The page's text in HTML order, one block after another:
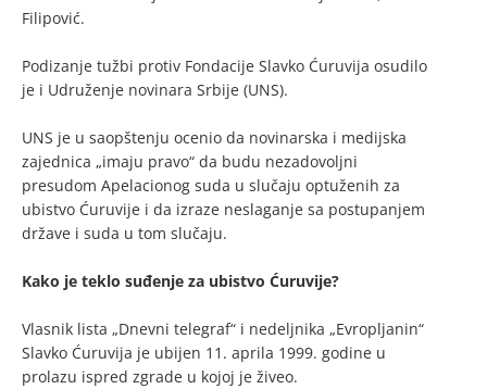
Filipović.
Podizanje tužbi protiv Fondacije Slavko Ćuruvija osudilo
je i Udruženje novinara Srbije (UNS).
UNS je u saopštenju ocenio da novinarska i medijska
zajednica „imaju pravo“ da budu nezadovoljni
presudom Apelacionog suda u slučaju optuženih za
ubistvo Ćuruvije i da izraze neslaganje sa postupanjem
države i suda u tom slučaju.
Kako je teklo suđenje za ubistvo Ćuruvije?
Vlasnik lista „Dnevni telegraf“ i nedeljnika „Evropljanin“
Slavko Ćuruvija je ubijen 11. aprila 1999. godine u
prolazu ispred zgrade u kojoj je živeo.